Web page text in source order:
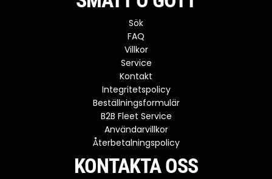
Sök
FAQ
Villkor
Service
Kontakt
Integritetspolicy
Beställningsformulär
B2B Fleet Service
Användarvillkor
Återbetalningspolicy
KONTAKTA OSS